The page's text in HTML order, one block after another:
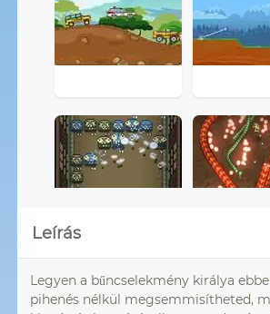
Leírás
Legyen a bűncselekmény királya
pihenés nélkül megsemmisítheted,